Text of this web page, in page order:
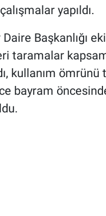
yapıldı.
Başkanlığı
taramalar
kullanım
bayram